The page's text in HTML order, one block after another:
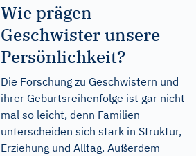
Wie prägen
Geschwister unsere
Persönlichkeit?
Die Forschung zu Geschwistern und
ihrer Geburtsreihenfolge ist gar nicht
mal so leicht, denn Familien
unterscheiden sich stark in Struktur,
Erziehung und Alltag. Außerdem